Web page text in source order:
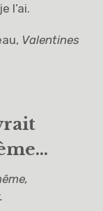
l’ai.
Valentines